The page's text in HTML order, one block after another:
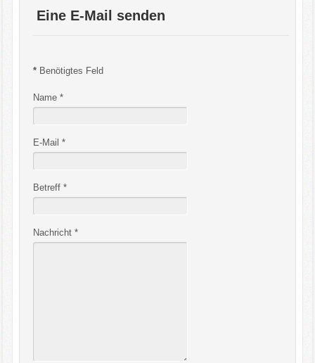
Infos/Termine u.a
Kontakte
Eine E-Mail senden
*Benötigtes Feld
Name*
E-Mail *
Betreff*
Nachricht*